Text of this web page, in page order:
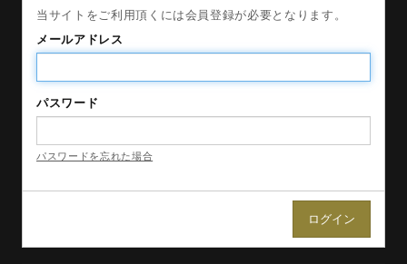
当サイトをご利用頂くには会員登録が必要となります。
メールアドレス
パスワード
パスワードを忘れた場合